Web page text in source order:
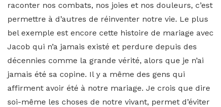
raconter nos combats, nos joies et nos douleurs, c’est
permettre à d’autres de réinventer notre vie. Le plus
bel exemple est encore cette histoire de mariage avec
Jacob qui n’a jamais existé et perdure depuis des
décennies comme la grande vérité, alors que je n’ai
jamais été sa copine. Il y a même des gens qui
affirment avoir été à notre mariage. Je crois que dire
soi-même les choses de notre vivant, permet d’éviter